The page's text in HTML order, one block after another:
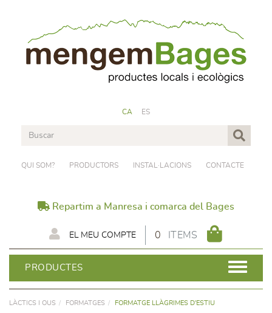
CA ES
QUI SOM? PRODUCTORS INSTAL·LACIONS CONTACTE
Repartim a Manresa i comarca del Bages
0 ITEMS
EL MEU COMPTE
PRODUCTES
LÀCTICS I OUS FORMATGES FORMATGE LLÀGRIMES D'ESTIU